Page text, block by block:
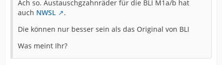
Ach so. Austauschgzahnräder für die BLI M1a/b hat
auch NWSL
.
Die können nur besser sein als das Original von BLI
Was meint Ihr?